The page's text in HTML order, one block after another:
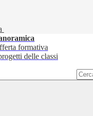
formativa
delle classi